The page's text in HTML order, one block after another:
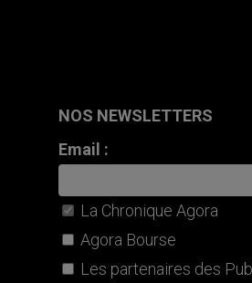
NOS NEWSLETTERS
Email :
La Chronique Agora
Agora Bourse
Les partenaires des